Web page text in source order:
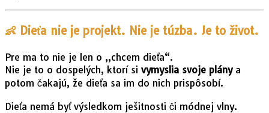
👶 Dieťa nie je projekt. Nie je túzba. Je to život.
Pre ma to nie je len o „chcem dieťa“.
Nie je to o dospelých, ktorí si vymyslia svoje plánya
potom čakajú, že dieťa sa im do nich prispôsobí.
Dieťa nemá byť výsledkom ješitnosti či módnej vlny.